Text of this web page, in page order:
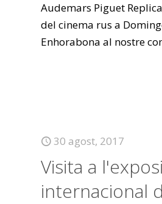
Audemars Piguet
del cinema rus a
Enhorabona al nostre
30 agost, 2017
Visita a
internacional